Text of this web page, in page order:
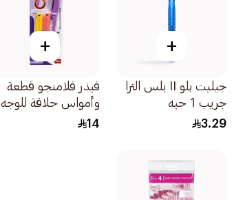
+
جيليت بلو II بلس الترا
جريب 1 حبه
3.29
+
فيذر فلامنجو قطعة
وأمواس حلاقة للوجه
والجسم الرقيقة 1قطعة
14